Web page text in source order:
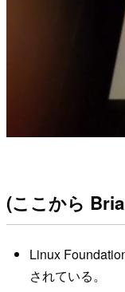
(ここから
Linux
されている。